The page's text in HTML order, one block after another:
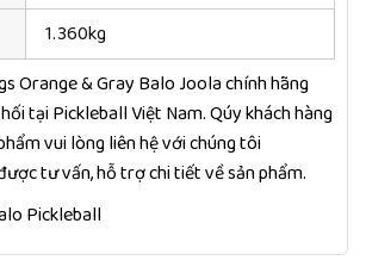
1.360kg
Orange & Gray Balo Joola chính hãng
tại Pickleball Việt Nam. Qúy khách hàng
vui lòng liên hệ với chúng tôi
tư vấn, hỗ trợ chi tiết về sản phẩm.
Pickleball